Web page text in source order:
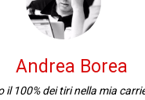
Andrea Borea
il 100% dei tiri nella mia